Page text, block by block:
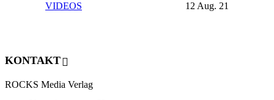
VIDEOS 12 Aug. 21
KONTAKT
ROCKS Media Verlag